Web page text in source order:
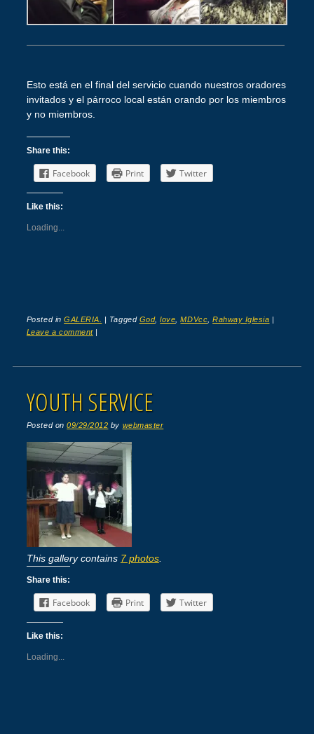
Esto está en el final del servicio cuando nuestros oradores
invitados y el párroco local están orando por los miembros
y no miembros.
Share this:
Facebook Print Twitter
Like this:
Loading...
Posted inGALERIA. | Tagged God,love ,MDVcc ,Rahway Iglesia |
Leave a comment |
YOUTH SERVICE
Posted on09/29/2012 by webmaster
This gallery contains 7 photos.
Share this:
Facebook Print Twitter
Like this:
Loading...